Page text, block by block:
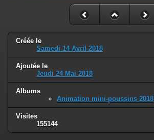
Créée le
Samedi 14 Avril 2018
Ajoutée le
Jeudi 24 Mai 2018
Albums
Animation mini-poussins 2018
Visites
155144